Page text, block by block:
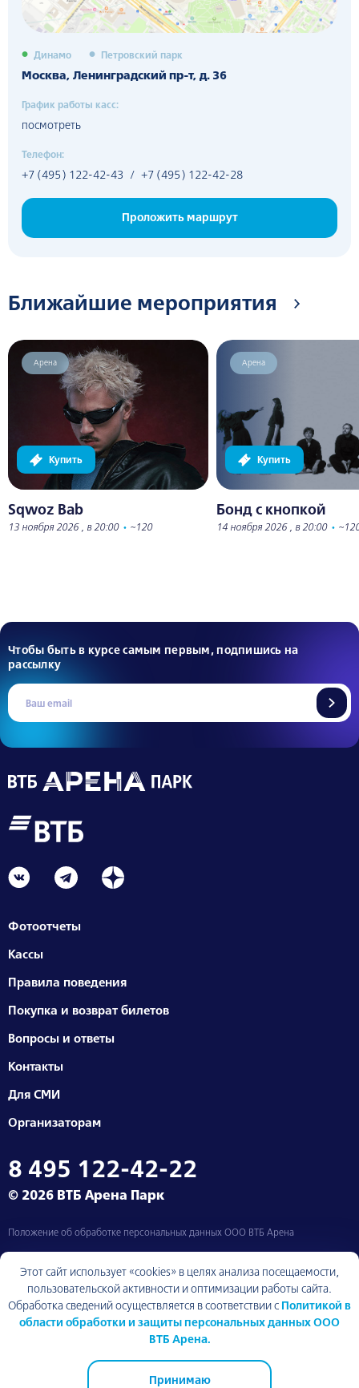
Динамо Петровский парк
Москва, Ленинградский пр-т, д. 36
График работы касс:
посмотреть
Телефон:
+7 (495) 122-42-43 / +7 (495) 122-42-28
Проложить маршрут
Ближайшие мероприятия
Арена
Sqwoz Bab
13 ноября 2026 , в 20:00 • ~120
Купить
Арена
Бонд с кнопкой
14 ноября 2026 , в 20:00 •
Купить
Чтобы быть в курсе самым первым, подпишись на
рассылку
Фотоотчеты
Кассы
Правила поведения
Покупка и возврат билетов
Вопросы и ответы
Контакты
Для СМИ
Организаторам
8 495 122-42-22
© 2026 ВТБ Арена Парк
Положение об обработке персональных данных ООО ВТБ Арена
Вернуться к началу
Этот сайт использует «cookies» в целях анализа посещаемости,
пользовательской активности и оптимизации работы сайта.
Обработка сведений осуществляется в соответствии с Политикой в
области обработки и защиты персональных данных ООО
ВТБ Арена.
Принимаю